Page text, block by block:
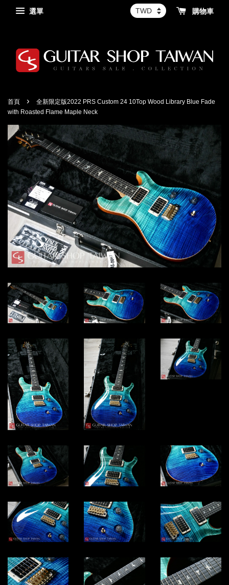
選單 購物車
首頁 ›
全新限定版2022 PRS Custom 24 10Top Wood Library Blue Fade
with Roasted Flame Maple Neck